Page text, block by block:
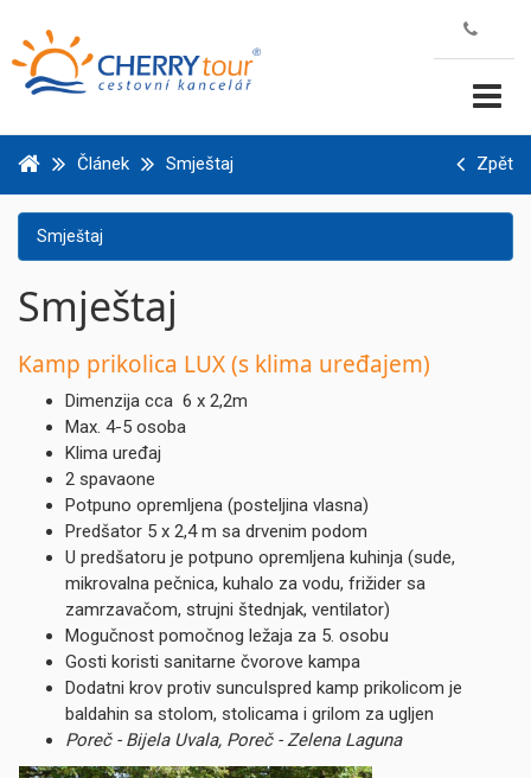
Článek Smještaj Zpět
Smještaj
Smještaj
Kamp prikolica LUX (s klima uređajem)
Dimenzija cca 6 x 2,2m
Max. 4-5 osoba
Klima uređaj
2 spavaone
Potpuno opremljena (posteljina vlasna)
Predšator 5 x 2,4 m sa drvenim podom
U predšatoru je potpuno opremljena kuhinja (sude,
mikrovalna pečnica, kuhalo za vodu, frižider sa
zamrzavačom, strujni štednjak, ventilator)
Mogučnost pomočnog ležaja za 5. osobu
Gosti koristi sanitarne čvorove kampa
Dodatni krov protiv suncuIspred kamp prikolicom je
baldahin sa stolom, stolicama i grilom za ugljen
Poreč - Bijela Uvala, Poreč - Zelena Laguna